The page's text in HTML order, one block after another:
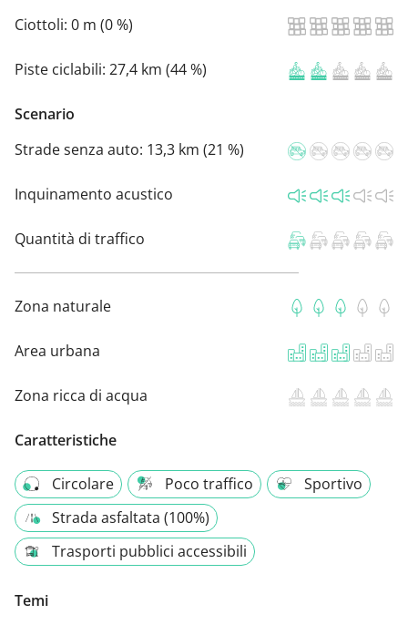
Ciottoli: 0 m (0 %)
Piste ciclabili: 27,4 km (44 %)
Scenario
Strade senza auto: 13,3 km (21 %)
Inquinamento acustico
Quantità di traffico
Zona naturale
Area urbana
Zona ricca di acqua
Caratteristiche
Circolare Poco traffico
Sportivo
Strada asfaltata (100%)
Trasporti pubblici accessibili
Temi